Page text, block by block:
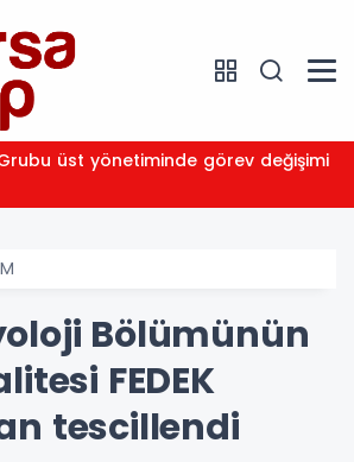
üst yönetiminde görev değişimi
Bölümünün
FEDEK
tescillendi